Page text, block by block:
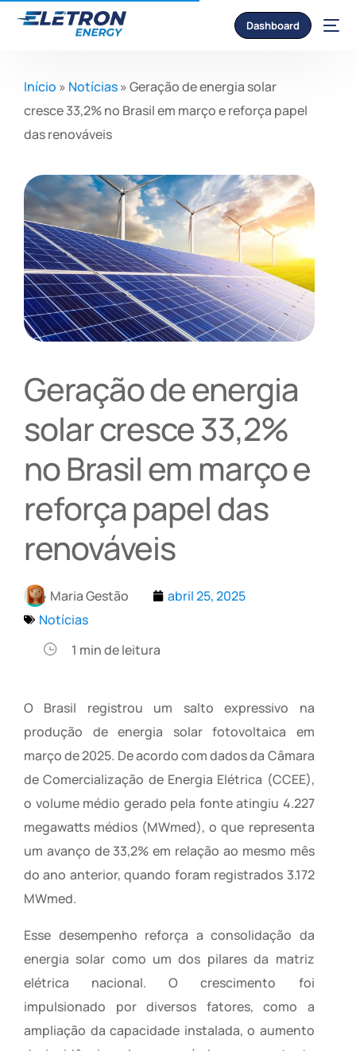
Dashboard
Início » Notícias»Geração de energia solar
cresce 33,2% no Brasil em março e reforça papel
das renováveis
Geração de energia
solar cresce 33,2%
no Brasil em março e
reforça papel das
renováveis
Maria Gestão
abril 25, 2025
Notícias
1 min de leitura
O Brasil registrou um salto expressivo na
produção de energia solar fotovoltaica em
março de 2025. De acordo com dados da Câmara
de Comercialização de Energia Elétrica (CCEE),
o volume médio gerado pela fonte atingiu 4.227
megawatts médios (MWmed), o que representa
um avanço de 33,2% em relação ao mesmo mês
do ano anterior, quando foram registrados 3.172
MWmed.
Esse desempenho reforça a consolidação da
energia solar como um dos pilares da matriz
elétrica nacional. O crescimento foi
impulsionado por diversos fatores, como a
ampliação da capacidade instalada, o aumento